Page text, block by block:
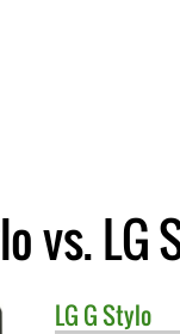
vs. LG
LG G Stylo